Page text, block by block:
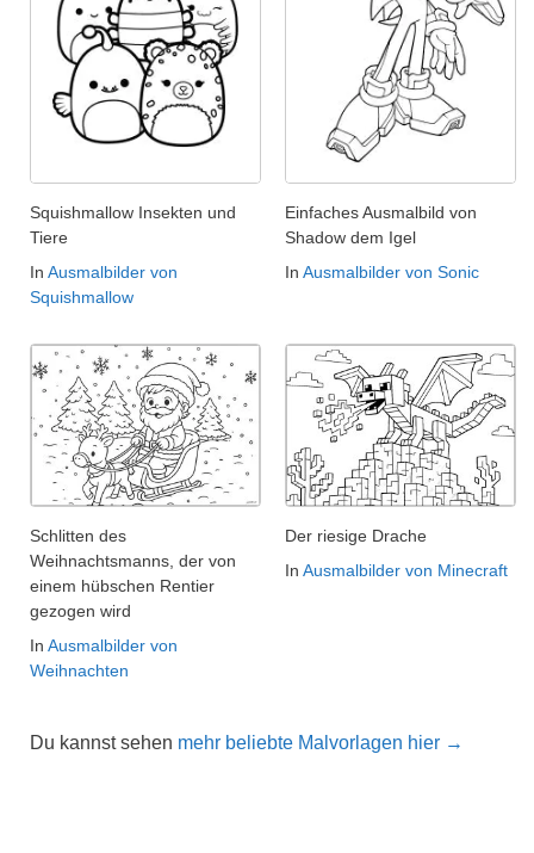
Squishmallow Insekten und
Tiere
In Ausmalbilder von
Squishmallow
Einfaches Ausmalbild von
Shadow dem Igel
In Ausmalbilder von Sonic
Schlitten des
Weihnachtsmanns, der von
einem hübschen Rentier
gezogen wird
In Ausmalbilder von
Weihnachten
Der riesige Drache
In Ausmalbilder von Minecraft
Du kannst sehen mehr beliebte Malvorlagen hier →